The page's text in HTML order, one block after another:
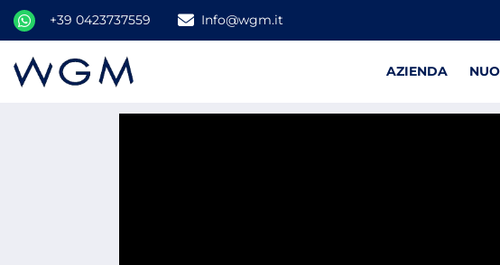
+39 0423737559 Info@wgm.it
AZIENDA